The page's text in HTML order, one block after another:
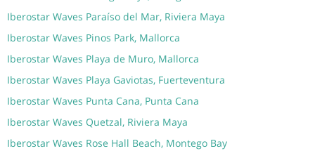
Iberostar Waves Paraíso del Mar, Riviera Maya
Iberostar Waves Pinos Park, Mallorca
Iberostar Waves Playa de Muro, Mallorca
Iberostar Waves Playa Gaviotas, Fuerteventura
Iberostar Waves Punta Cana, Punta Cana
Iberostar Waves Quetzal, Riviera Maya
Iberostar Waves Rose Hall Beach, Montego Bay